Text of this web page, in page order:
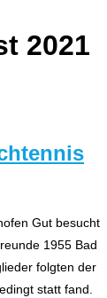
2021
Gut besucht
1955 Bad
folgten der
statt fand.